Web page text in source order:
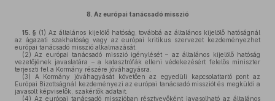
8. Az európai tanácsadó misszió
15. § (1) Az általános kijelölő hatóság, továbbá az általános kijelölő hatóságnál
az ágazati szakhatóság vagy az európai kritikus szervezet kezdeményezhet
európai tanácsadó misszió alkalmazását.
(2) Az európai tanácsadó misszió igénylését – az általános kijelölő hatóság
vezetőjének javaslatára – a katasztrófák elleni védekezésért felelős miniszter
terjeszti fel a Kormány részére jóváhagyásra.
(3) A Kormány jóváhagyását követően az egyedüli kapcsolattartó pont az
Európai Bizottságnál kezdeményezi az európai tanácsadó missziót és megküldi a
javasolt képviselők, szakértők adatait.
(4) Az európai tanácsadó misszióban résztvevőként javasolható az általános